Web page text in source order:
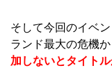
そして今回のイベ
ランド最大の危機
加しないとタイト